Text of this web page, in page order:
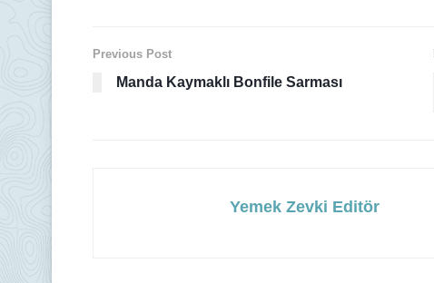
Previous Post
Manda Kaymaklı Bonfile Sarması
Yemek Zevki Editör